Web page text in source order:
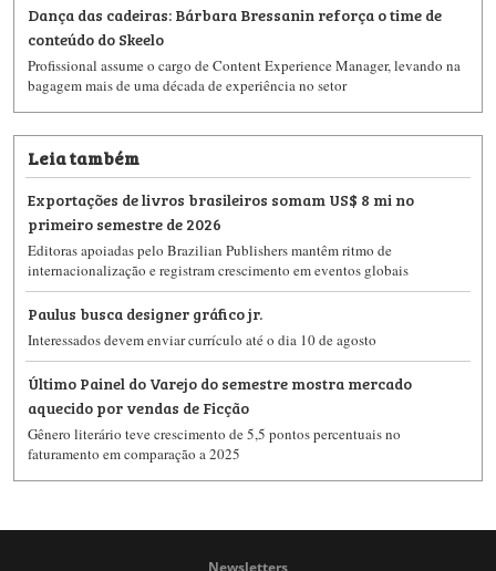
Dança das cadeiras: Bárbara Bressanin reforça o time de
conteúdo do Skeelo
Profissional assume o cargo de Content Experience Manager, levando na
bagagem mais de uma década de experiência no setor
Leia também
Exportações de livros brasileiros somam US$ 8 mi no
primeiro semestre de 2026
Editoras apoiadas pelo Brazilian Publishers mantêm ritmo de
internacionalização e registram crescimento em eventos globais
Paulus busca designer gráfico jr.
Interessados devem enviar currículo até o dia 10 de agosto
Último Painel do Varejo do semestre mostra mercado
aquecido por vendas de Ficção
Gênero literário teve crescimento de 5,5 pontos percentuais no
faturamento em comparação a 2025
Newsletters